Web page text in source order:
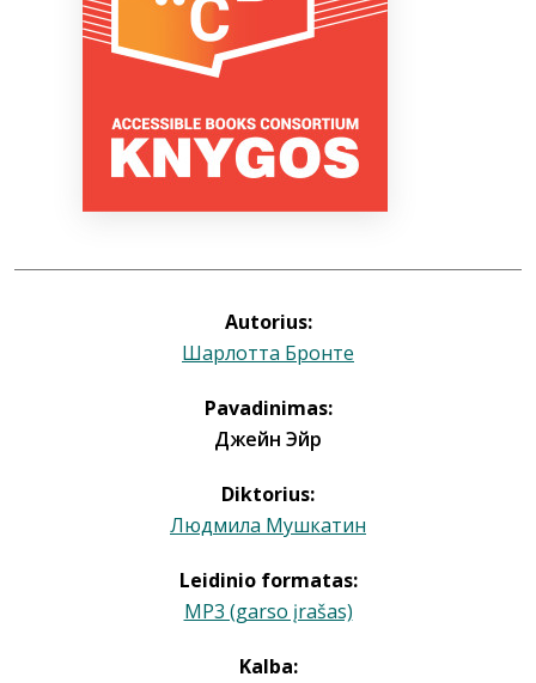
Autorius:
Шарлотта Бронте
Pavadinimas:
Джейн Эйр
Diktorius:
Людмила Мушкатин
Leidinio formatas:
MP3 (garso įrašas)
Kalba: